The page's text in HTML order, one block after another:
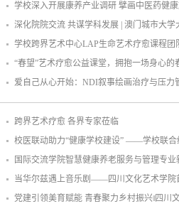
学校深入开展康养产业调研 擘画中医药健
深化院院交流 共谋学科发展 | 澳门城市大
学校跨界艺术中心LAP生命艺术疗愈课程
“春望”艺术疗愈公益课堂，拥抱一场身心的
爱自己从心开始：NDI叙事绘画治疗与压力
跨界艺术疗愈 各界专家莅临
校医联动助力“健康学校建设” ——学校联合
国际交流学院智慧健康养老服务与管理专业
当华尔兹遇上音乐剧——四川文化艺术学院
党建引领美育赋能 青春聚力乡村振兴‖四